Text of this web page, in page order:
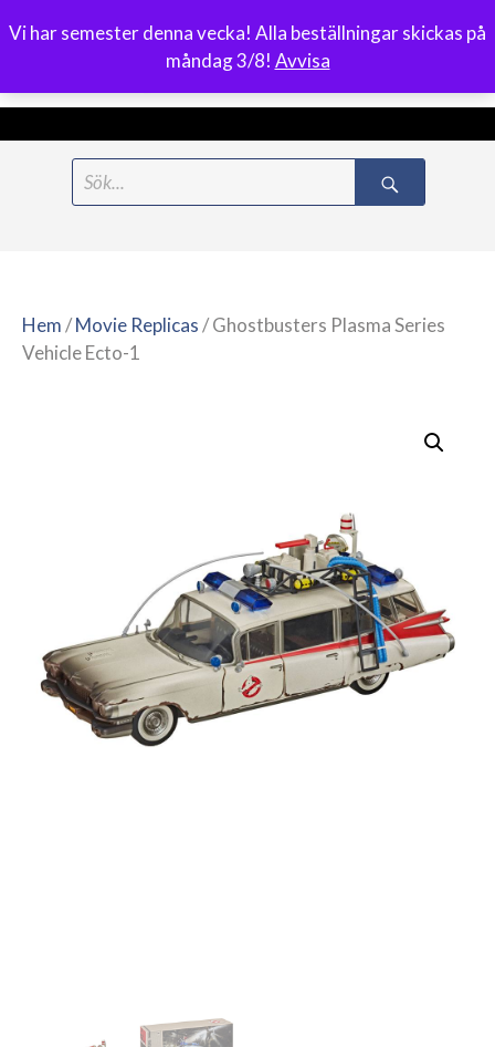
Vi har semester denna vecka! Alla beställningar skickas på
måndag 3/8! Avvisa
0
Meny
Hem/Movie Replicas/ Ghostbusters Plasma Series
Vehicle Ecto-1